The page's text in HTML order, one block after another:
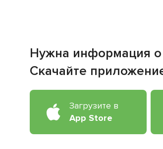
Нужна информация о
Скачайте
Загрузите в
App Store